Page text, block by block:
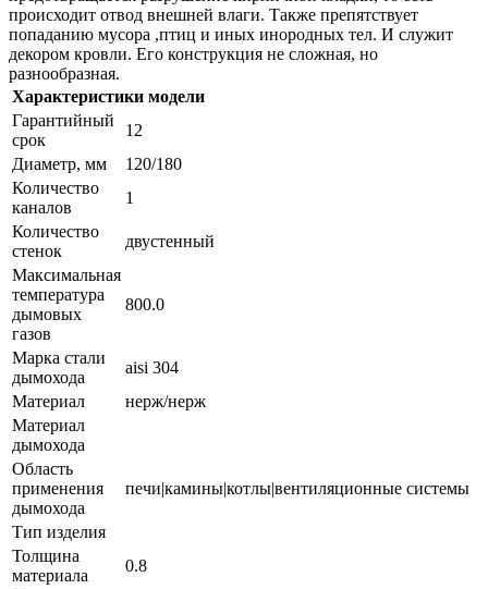
происходит отвод внешней влаги. Также препятствует
попаданию мусора ,птиц и иных инородных тел. И служит
декором кровли. Его конструкция не сложная, но
разнообразная.
Характеристики модели
Гарантийный
срок
12
Диаметр, мм
120/180
Количество
каналов
1
Количество
стенок
двустенный
Максимальная
температура
дымовых
газов
800.0
Марка стали
дымохода
aisi 304
Материал
нерж/нерж
Материал
дымохода
Область
применения
дымохода
печи|камины|котлы|вентиляционные системы
Тип изделия
Толщина
материала
0.8